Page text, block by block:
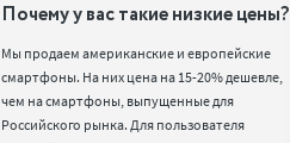
Почему у вас такие низкие цены?
Мы продаем американские и европейские
смартфоны. На них цена на 15-20% дешевле,
чем на смартфоны, выпущенные для
Российского рынка. Для пользователя